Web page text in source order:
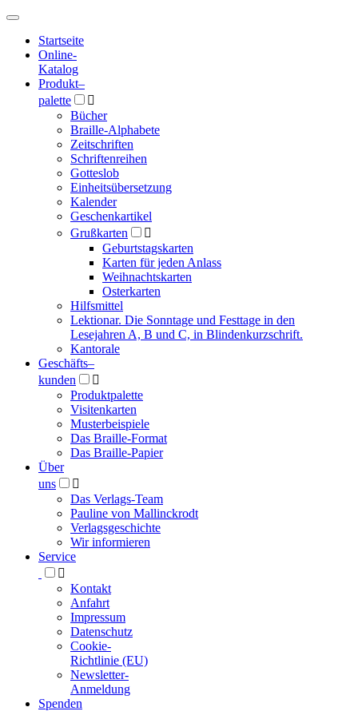
Hauptmenü
Hauptmenü
Startseite
Online-
Katalog
Produkt–
palette

Bücher
Braille-Alphabete
Zeitschriften
Schriftenreihen
Gotteslob
Einheitsübersetzung
Kalender
Geschenkartikel
Grußkarten

Geburtstagskarten
Karten für jeden Anlass
Weihnachtskarten
Osterkarten
Hilfsmittel
Lektionar. Die Sonntage und Festtage in den
Lesejahren A, B und C, in Blindenkurzschrift.
Kantorale
Geschäfts­–
kunden

Produktpalette
Visitenkarten
Musterbeispiele
Das Braille-Format
Das Braille-Papier
Über
uns

Das Verlags-Team
Pauline von Mallinckrodt
Verlagsgeschichte
Wir informieren
Service

Kontakt
Anfahrt
Impressum
Datenschutz
Cookie-
Richtlinie (EU)
Newsletter-
Anmeldung
Spenden